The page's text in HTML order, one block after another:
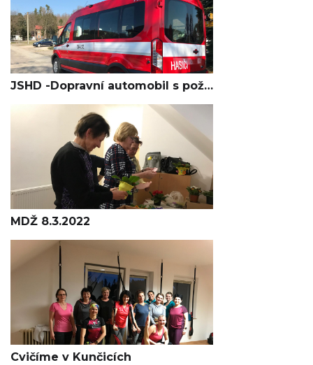
JSHD -Dopravní automobil s požárním přívěsem nákladním
MDŽ 8.3.2022
Cvičíme v Kunčicích